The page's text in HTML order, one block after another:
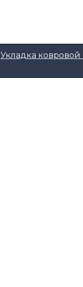
Укладка ковровой